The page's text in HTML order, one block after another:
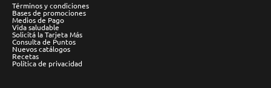
Términos y condiciones
Bases de promociones
Medios de Pago
Vida saludable
Solicitá la Tarjeta Más
Consulta de Puntos
Nuevos catálogos
Recetas
Política de privacidad